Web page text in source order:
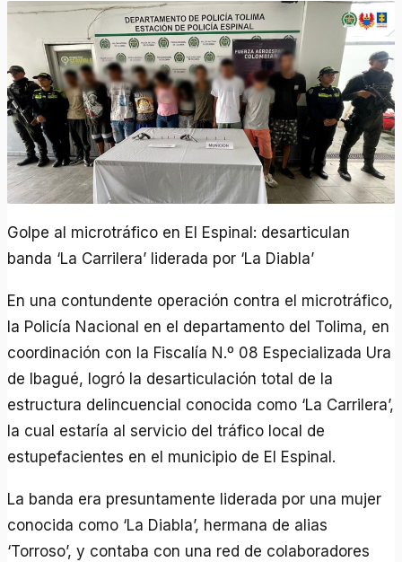
Golpe al microtráfico en El Espinal: desarticulan
banda ‘La Carrilera’ liderada por ‘La Diabla’
En una contundente operación contra el microtráfico,
la Policía Nacional en el departamento del Tolima, en
coordinación con la Fiscalía N.º 08 Especializada Ura
de Ibagué, logró la desarticulación total de la
estructura delincuencial conocida como ‘La Carrilera’,
la cual estaría al servicio del tráfico local de
estupefacientes en el municipio de El Espinal.
La banda era presuntamente liderada por una mujer
conocida como ‘La Diabla’, hermana de alias
‘Torroso’, y contaba con una red de colaboradores